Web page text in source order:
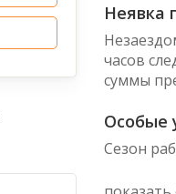
Неявка
часов
суммы
Особые
Сезон